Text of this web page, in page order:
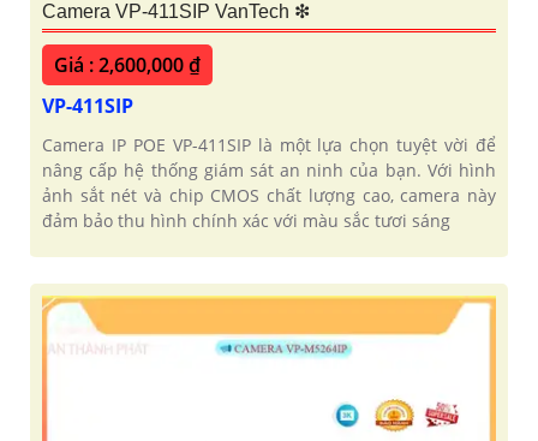
Camera VP-411SIP VanTech ❇
Giá : 2,600,000 ₫
VP-411SIP
Camera IP POE VP-411SIP là một lựa chọn tuyệt vời để
nâng cấp hệ thống giám sát an ninh của bạn. Với hình
ảnh sắt nét và chip CMOS chất lượng cao, camera này
đảm bảo thu hình chính xác với màu sắc tươi sáng